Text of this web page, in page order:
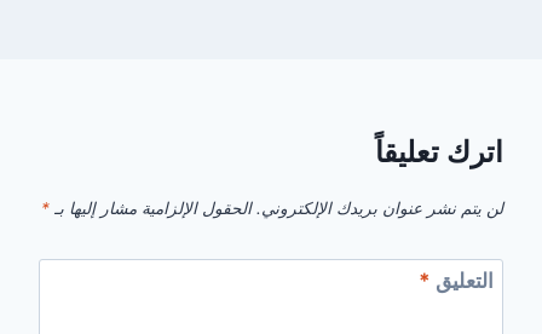
اترك تعليقاً
لن يتم نشر عنوان بريدك الإلكتروني. الحقول الإلزامية مشار إليها بـ *
التعليق *